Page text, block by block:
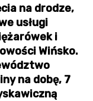
na drodze,
usługi
i
Wińsko.
na dobę, 7